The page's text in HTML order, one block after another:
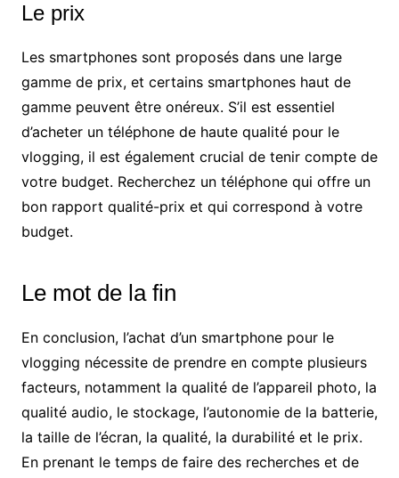
Le prix
Les smartphones sont proposés dans une large
gamme de prix, et certains smartphones haut de
gamme peuvent être onéreux. S’il est essentiel
d’acheter un téléphone de haute qualité pour le
vlogging, il est également crucial de tenir compte de
votre budget. Recherchez un téléphone qui offre un
bon rapport qualité-prix et qui correspond à votre
budget.
Le mot de la fin
En conclusion, l’achat d’un smartphone pour le
vlogging nécessite de prendre en compte plusieurs
facteurs, notamment la qualité de l’appareil photo, la
qualité audio, le stockage, l’autonomie de la batterie,
la taille de l’écran, la qualité, la durabilité et le prix.
En prenant le temps de faire des recherches et de